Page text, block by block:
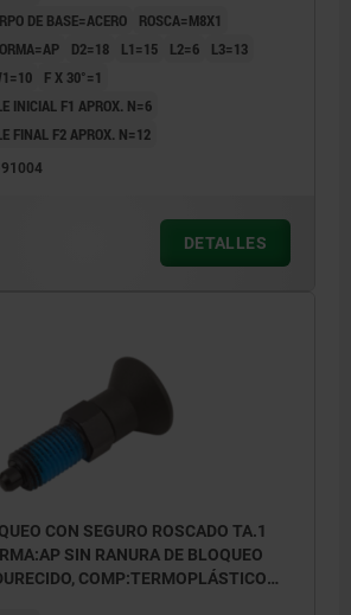
DE BASE=ACERO
ROSCA=M8X1
D2=18 L1=15 L2=6
L3=13
F X 30°=1
INICIAL F1 APROX. N=6
FINAL F2 APROX. N=12
DETALLES
CON SEGURO ROSCADO TA.1
SIN RANURA DE BLOQUEO
COMP:TERMOPLÁSTICO